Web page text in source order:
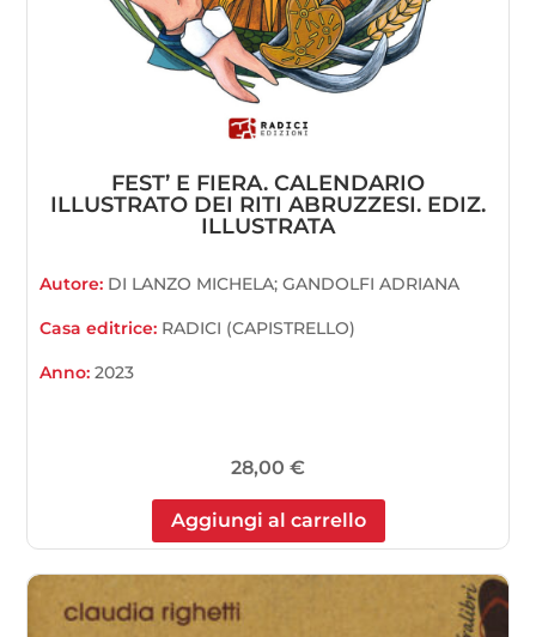
FEST’ E FIERA. CALENDARIO
ILLUSTRATO DEI RITI ABRUZZESI. EDIZ.
ILLUSTRATA
Autore: DI LANZO MICHELA; GANDOLFI ADRIANA
Casa editrice: RADICI (CAPISTRELLO)
Anno:2023
28,00 €
Aggiungi al carrello